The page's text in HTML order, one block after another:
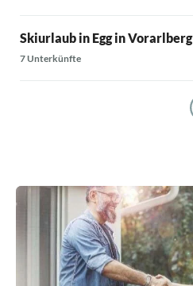
Skiurlaub in Egg in Vorarlberg
7 Unterkünfte